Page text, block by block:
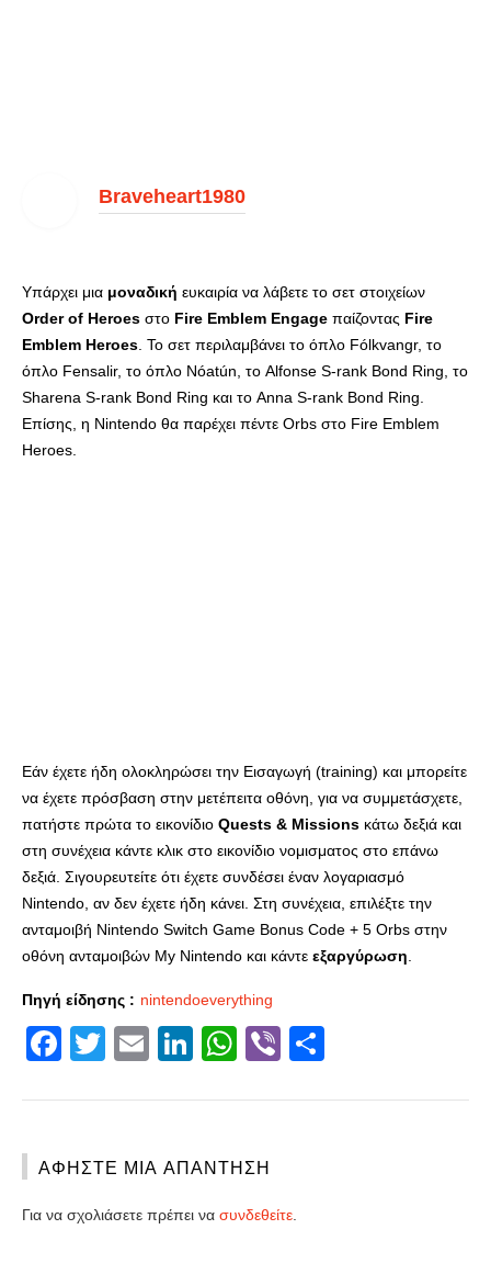
Braveheart1980
Υπάρχει μια μοναδική ευκαιρία να λάβετε το σετ στοιχείων
Order of Heroes στο Fire Emblem Engage παίζοντας Fire
Emblem Heroes . Το σετ περιλαμβάνει το όπλο Fólkvangr, το
όπλο Fensalir, το όπλο Nóatún, το Alfonse S-rank Bond Ring, το
Sharena S-rank Bond Ring και το Anna S-rank Bond Ring.
Επίσης, η Nintendo θα παρέχει πέντε Orbs στο Fire Emblem
Heroes.
Εάν έχετε ήδη ολοκληρώσει την Εισαγωγή (training) και μπορείτε
να έχετε πρόσβαση στην μετέπειτα οθόνη, για να συμμετάσχετε,
πατήστε πρώτα το εικονίδιο Quests & Missions κάτω δεξιά και
στη συνέχεια κάντε κλικ στο εικονίδιο νομισματος στο επάνω
δεξιά. Σιγουρευτείτε ότι έχετε συνδέσει έναν λογαριασμό
Nintendo, αν δεν έχετε ήδη κάνει. Στη συνέχεια, επιλέξτε την
ανταμοιβή Nintendo Switch Game Bonus Code + 5 Orbs στην
οθόνη ανταμοιβών My Nintendo και κάντε εξαργύρωση
Πηγή είδησης : nintendoeverything
Facebook
Twitter
EmailLinkedIn
WhatsApp
Viber
ΑΦΉΣΤΕ ΜΙΑ ΑΠΆΝΤΗΣΗ
Για να σχολιάσετε πρέπει να συνδεθείτε